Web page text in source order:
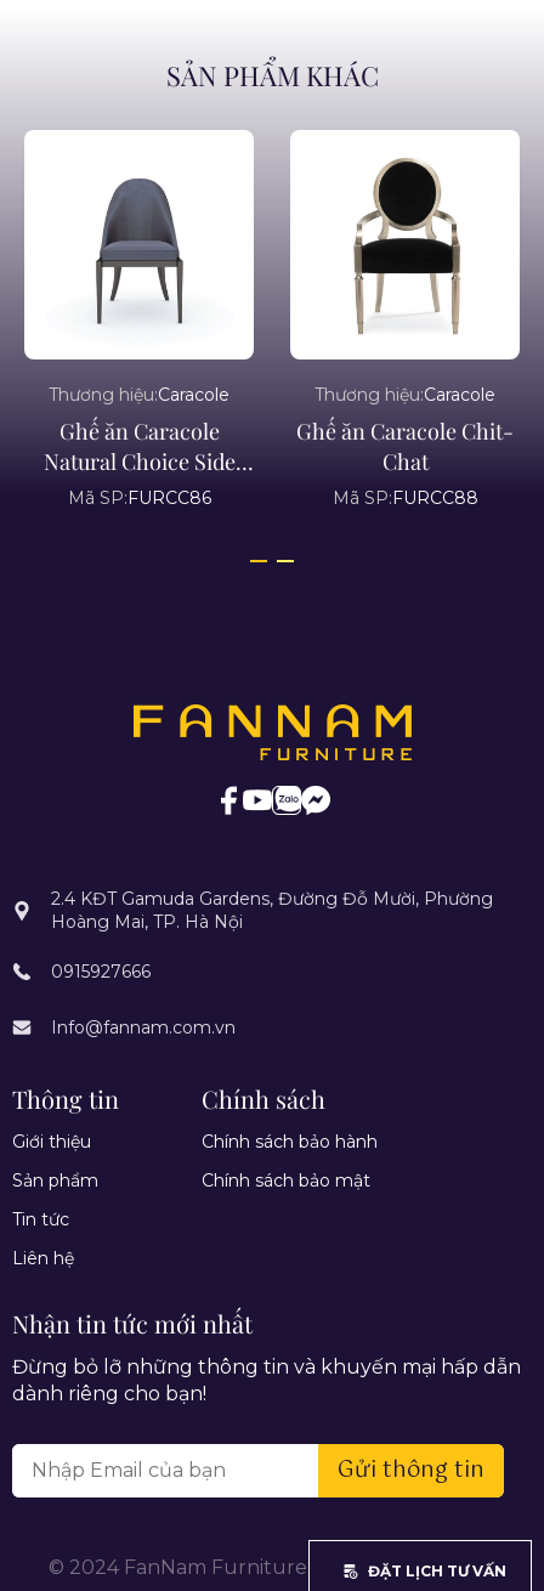
SẢN PHẨM KHÁC
Thương hiệu:Caracole
Ghế ăn Caracole
Natural Choice Side
Chair
Mã SP:FURCC86
Thương hiệu:Caracole
Ghế ăn Caracole Chit-
Chat
Mã SP:FURCC88
2.4 KĐT Gamuda Gardens, Đường Đỗ Mười, Phường
Hoàng Mai, TP. Hà Nội
0915927666
Info@fannam.com.vn
Thông tin
Giới thiệu
Sản phẩm
Tin tức
Liên hệ
Chính sách
Chính sách bảo hành
Chính sách bảo mật
Nhận tin tức mới nhất
Đừng bỏ lỡ những thông tin và khuyến mại hấp dẫn
dành riêng cho bạn!
Gửi thông tin
© 2024 FanNam Furniture. All rights reserved.
ĐẶT LỊCH TƯ VẤN